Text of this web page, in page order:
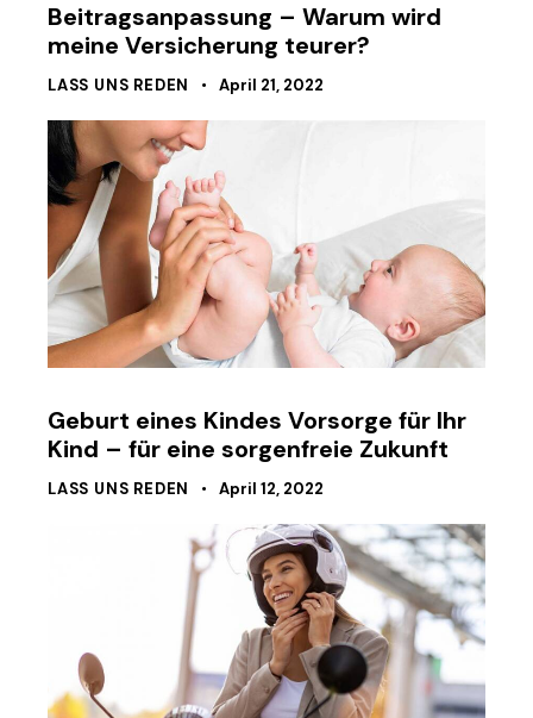
Beitragsanpassung – Warum wird
meine Versicherung teurer?
LASS UNS REDEN April 21, 2022
Geburt eines Kindes Vorsorge für Ihr
Kind – für eine sorgenfreie Zukunft
LASS UNS REDEN April 12, 2022